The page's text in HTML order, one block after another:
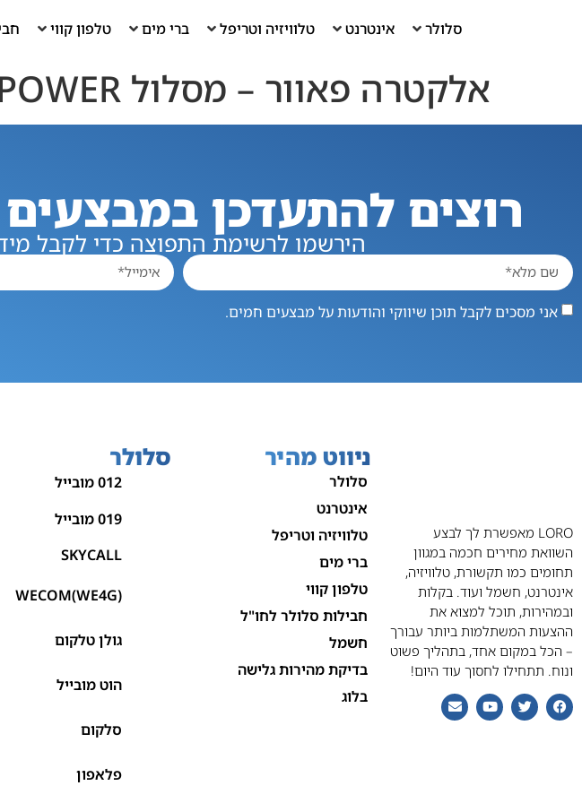
סלולר אינטרנט טלוויזיה וטריפל ברי מים טלפון קווי
אלקטרה פאוור – מסלול POWER
רוצים להתעדכן במבצעים
הירשמו לרשימת התפוצה כדי לקבל
אני מסכים לקבל תוכן שיווקי והודעות על מבצעים חמים.
LORO מאפשרת לך לבצע
השוואת מחירים חכמה במגוון
תחומים כמו תקשורת, טלוויזיה,
אינטרנט, חשמל ועוד. בקלות
ובמהירות, תוכל למצוא את
ההצעות המשתלמות ביותר עבורך
– הכל במקום אחד, בתהליך פשוט
ונוח. תתחילו לחסוך עוד היום!
ניווט מהיר
סלולר
אינטרנט
טלוויזיה וטריפל
ברי מים
טלפון קווי
חבילות סלולר לחו"ל
חשמל
בדיקת מהירות גלישה
בלוג
סלולר
012 מובייל
019 מובייל
SKYCALL
WECOM(WE4G)
גולן טלקום
הוט מובייל
סלקום
פלאפון